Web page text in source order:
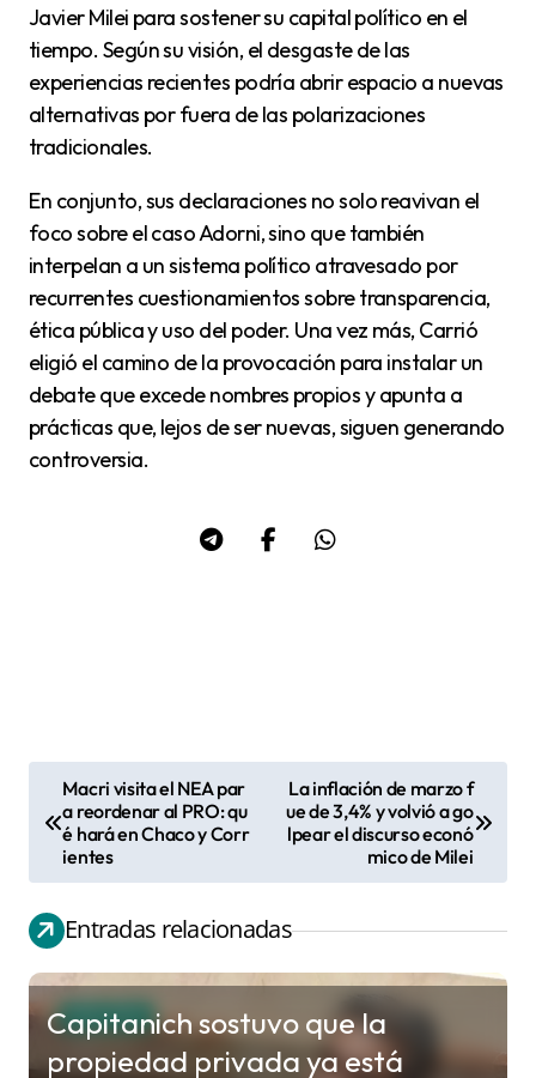
Javier Milei para sostener su capital político en el
tiempo. Según su visión, el desgaste de las
experiencias recientes podría abrir espacio a nuevas
alternativas por fuera de las polarizaciones
tradicionales.
En conjunto, sus declaraciones no solo reavivan el
foco sobre el caso Adorni, sino que también
interpelan a un sistema político atravesado por
recurrentes cuestionamientos sobre transparencia,
ética pública y uso del poder. Una vez más, Carrió
eligió el camino de la provocación para instalar un
debate que excede nombres propios y apunta a
prácticas que, lejos de ser nuevas, siguen generando
controversia.
v
e
g
a
c
Macri visita el NEA par
a reordenar al PRO: qu
é hará en Chaco y Corr
ientes
La inflación de marzo f
ue de 3,4% y volvió a go
lpear el discurso econó
mico de Milei
Entradas relacionadas
POLITICA
Capitanich sostuvo que la
propiedad privada ya está